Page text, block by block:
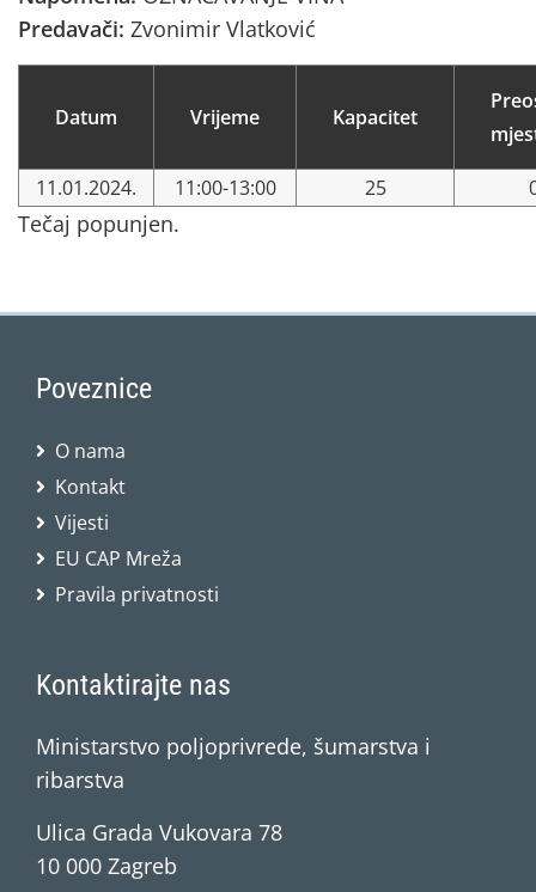
Predavači: Zvonimir Vlatković
Datum Vrijeme Kapacitet
11.01.2024. 11:00-13:00 25
Tečaj popunjen.
Poveznice
O nama
Kontakt
Vijesti
EU CAP Mreža
Pravila privatnosti
Kontaktirajte nas
Ministarstvo poljoprivrede, šumarstva i
ribarstva
Ulica Grada Vukovara 78
10 000 Zagreb